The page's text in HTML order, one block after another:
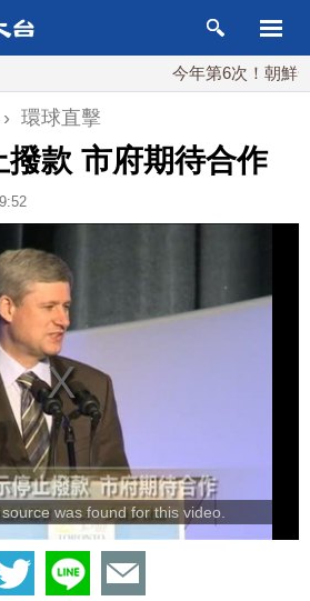
今年第6次！朝鮮發射
› 環球直擊
撥款 市府期待合作
was found for this video.